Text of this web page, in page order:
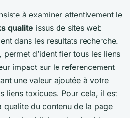
à examiner attentivement le
qualite issus de sites web
dans les resultats recherche.
permet d’identifier tous les liens
impact sur le referencement
une valeur ajoutée à votre
liens toxiques. Pour cela, il est
qualite du contenu de la page